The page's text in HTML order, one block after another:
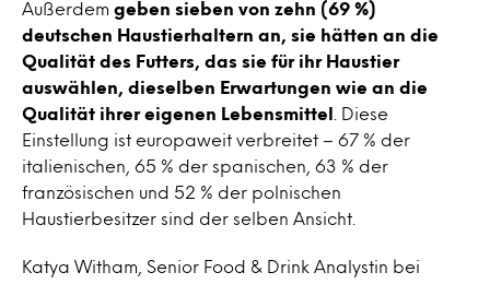
Außerdem geben sieben von zehn (69 %)
deutschen Haustierhaltern an, sie hätten an die
Qualität des Futters, das sie für ihr Haustier
auswählen, dieselben Erwartungen wie an die
Qualität ihrer eigenen Lebensmittel
. Diese
Einstellung ist europaweit verbreitet – 67 % der
italienischen, 65 % der spanischen, 63 % der
französischen und 52 % der polnischen
Haustierbesitzer sind der selben Ansicht.
Katya Witham, Senior Food & Drink Analystin bei